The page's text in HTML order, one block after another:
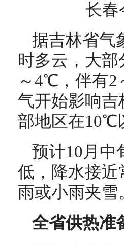
长春
据吉林省气
时多云，大
～4℃，伴有2
气开始影响
部地区在10℃
预计10月中
低，降水接近
雨或小雨夹雪
全省供热准